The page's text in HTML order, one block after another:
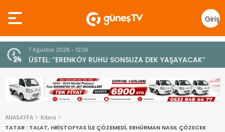
Giriş
Yap
7 Ağustos 2026 - 12:36
ÜSTEL: “ERENKÖY RUHU SONSUZA DEK YAŞAYACAK”
ANASAYFA
Kıbrıs
TATAR : TALAT, HRİSTOFYAS İLE ÇÖZEMEDİ, ERHÜRMAN NASIL ÇÖZECEK